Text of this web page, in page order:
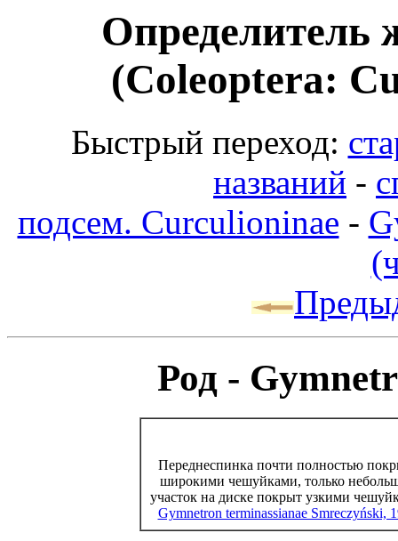
Определитель
(Coleoptera:
Быстрый переход:
названий -
подсем. Curculioninae -
Род -
Переднеспинка почти полностью
широкими чешуйками, только
участок на диске покрыт узкими
Gymnetron terminassianae Smreczyński,